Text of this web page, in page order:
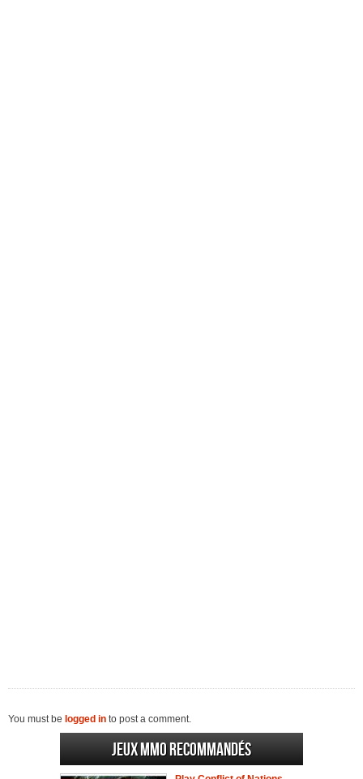
You must be logged in to post a comment.
Jeux MMO recommandés